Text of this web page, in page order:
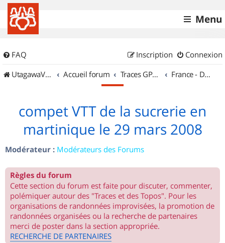
Menu
FAQ Connexion
Inscription
UtagawaVTT (Randos VTT et VTTAE avec traces GPS)
Accueil forum Traces GPS de randos VTT France - DOM-TOM
compet VTT de la sucrerie en
martinique le 29 mars 2008
Modérateur : Modérateurs des Forums
Règles du forum
Cette section du forum est faite pour discuter, commenter,
polémiquer autour des "Traces et des Topos". Pour les
organisations de randonnées improvisées, la promotion de
randonnées organisées ou la recherche de partenaires
merci de poster dans la section appropriée.
RECHERCHE DE PARTENAIRES